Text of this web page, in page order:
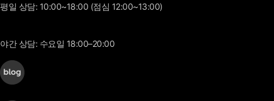
평일 상담: 10:00~18:00 (점심 12:00~13:00)
야간 상담: 수요일 18:00–20:00